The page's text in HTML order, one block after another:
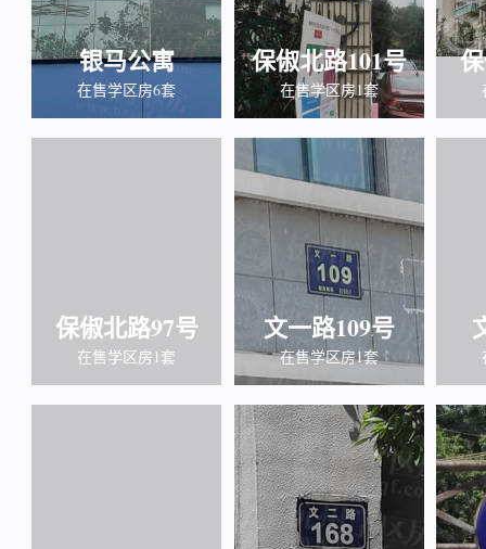
银马公寓
在售学区房6套
保俶北路101号
在售学区房1套
保俶北路97号
在售学区房1套
文一路109号
在售学区房1套